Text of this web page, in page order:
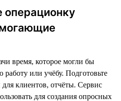
операционку
время, которое могли бы
или учёбу. Подготовьте
клиентов, отчёты. Сервис
для создания опросных